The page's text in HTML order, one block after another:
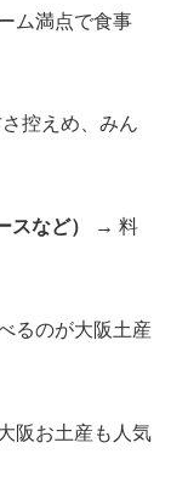
ム満点で食事
控えめ、みん
など）
→ 料
るのが大阪土産
阪お土産も人気